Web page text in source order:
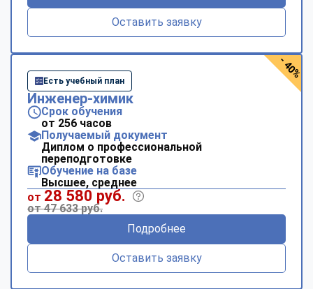
Оставить заявку
Есть учебный план
Инженер-химик
Срок обучения
от 256 часов
Получаемый документ
Диплом о профессиональной
переподготовке
Обучение на базе
Высшее, среднее
от 28 580 руб.
от 47 633 руб.
Подробнее
Оставить заявку
- 40%